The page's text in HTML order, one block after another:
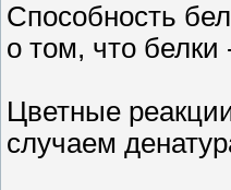
Способность
о том, что
Цветные
случаем